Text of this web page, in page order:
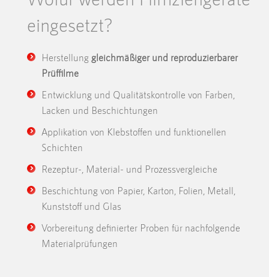
eingesetzt?
Herstellung gleichmäßiger und reproduzierbarer
Prüffilme
Entwicklung und Qualitätskontrolle von Farben,
Lacken und Beschichtungen
Applikation von Klebstoffen und funktionellen
Schichten
Rezeptur-, Material- und Prozessvergleiche
Beschichtung von Papier, Karton, Folien, Metall,
Kunststoff und Glas
Vorbereitung definierter Proben für nachfolgende
Materialprüfungen